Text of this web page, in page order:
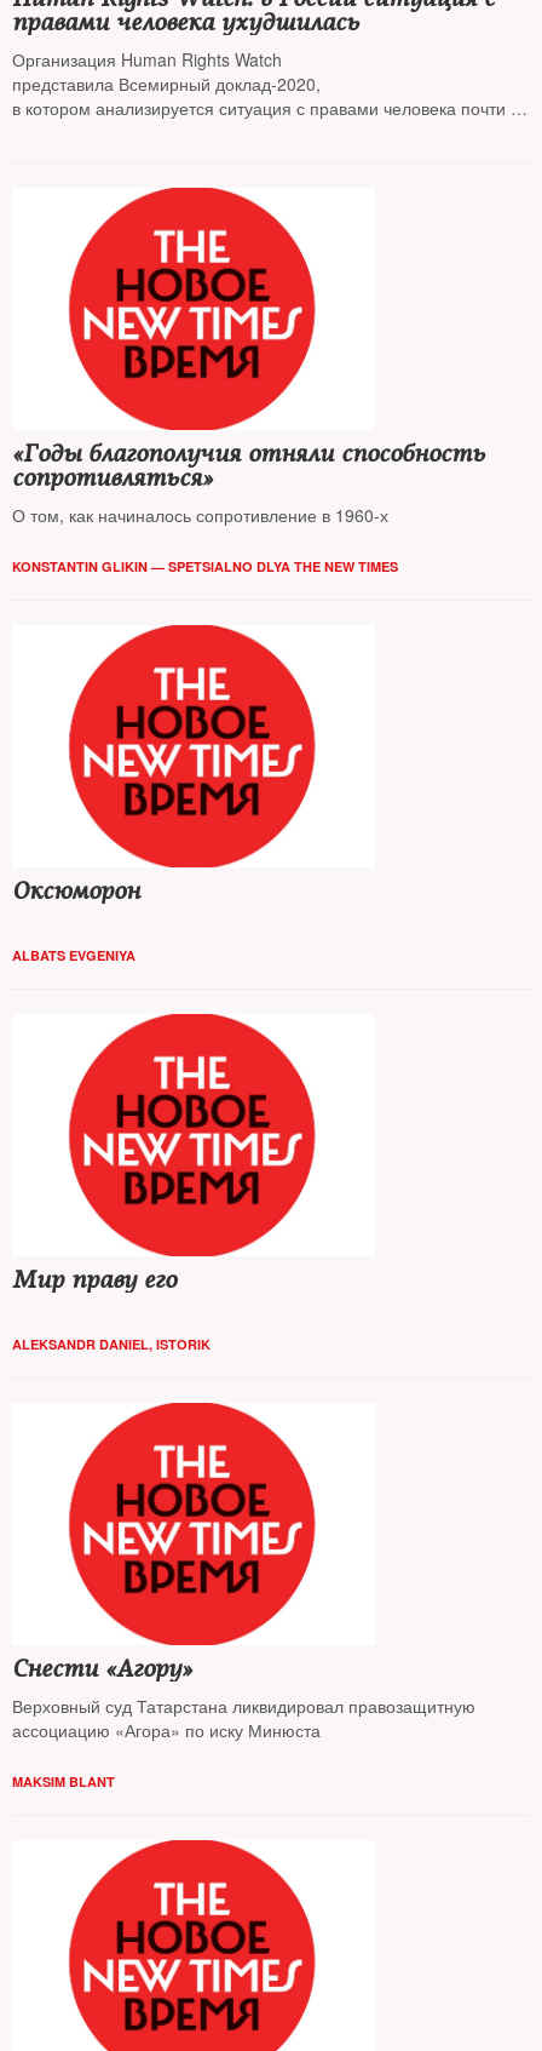
правами человека ухудшилась
Организация Human Rights Watch
представила Всемирный доклад-2020,
в котором анализируется ситуация с правами человека почти в
притеснение малых народов и пытки. Особую угрозу для
глобальных свобод, по
мнению правозащитников, представляет Китай
«Годы благополучия отняли способность
сопротивляться»
О том, как начиналось сопротивление в 1960-х
KONSTANTIN GLIKIN — SPETSIALNO DLYA THE NEW TIMES
Оксюморон
ALBATS EVGENIYA
Мир праву его
ALEKSANDR DANIEL, ISTORIK
Снести «Агору»
Верховный суд Татарстана ликвидировал правозащитную
ассоциацию «Агора» по иску Минюста
MAKSIM BLANT